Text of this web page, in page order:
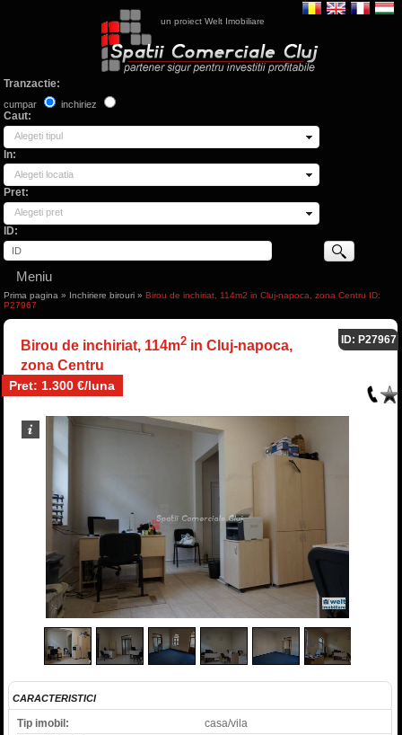
un proiect Welt Imobiliare
Tranzactie:
cumpar inchiriez
Caut:
Alegeti tipul
In:
Alegeti locatia
Pret:
Alegeti pret
ID:
Meniu
Prima pagina » Inchiriere birouri » Birou de inchiriat, 114m2 in Cluj-napoca, zona Centru ID:
P27967
Birou de inchiriat, 114m2in Cluj-napoca,
zona Centru
Pret: 1.300 €/luna
ID: P27967
CARACTERISTICI
Tip imobil:
casa/vila